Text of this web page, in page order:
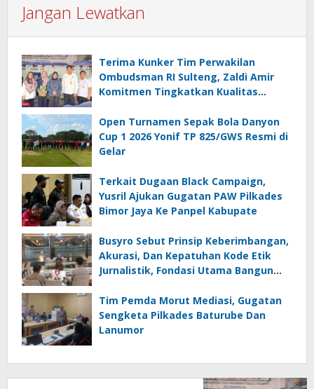
Jangan Lewatkan
Terima Kunker Tim Perwakilan
Ombudsman RI Sulteng, Zaldi Amir
Komitmen Tingkatkan Kualitas
Mal Administrasi
Open Turnamen Sepak Bola Danyon
Cup 1 2026 Yonif TP 825/GWS Resmi di
Gelar
Terkait Dugaan Black Campaign,
Yusril Ajukan Gugatan PAW Pilkades
Bimor Jaya Ke Panpel Kabupate
Busyro Sebut Prinsip Keberimbangan,
Akurasi, Dan Kepatuhan Kode Etik
Jurnalistik, Fondasi Utama Bangun
Tim Pemda Morut Mediasi, Gugatan
Sengketa Pilkades Baturube Dan
Lanumor